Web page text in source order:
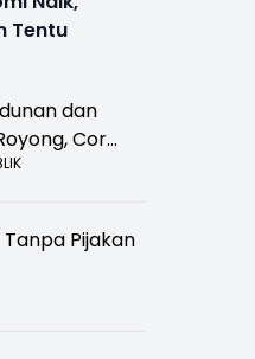
Tentu
dan
Cor
di
Pijakan